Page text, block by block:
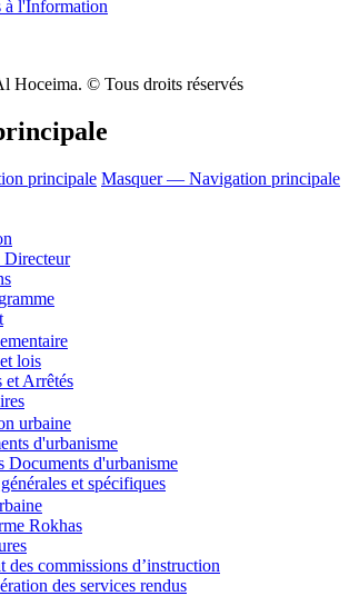
l'Information
principale Masquer — Navigation principale
lois
et Arrêtés
urbaine
d'urbanisme
Documents d'urbanisme
et spécifiques
Rokhas
des commissions d’instruction
des services rendus